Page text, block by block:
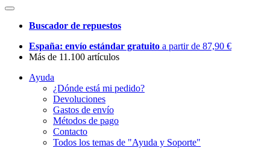
Buscador de repuestos
España: envío estándar gratuito a partir de 87,90 €
Más de 11.100 artículos
Ayuda
¿Dónde está mi pedido?
Devoluciones
Gastos de envío
Métodos de pago
Contacto
Todos los temas de "Ayuda y Soporte"